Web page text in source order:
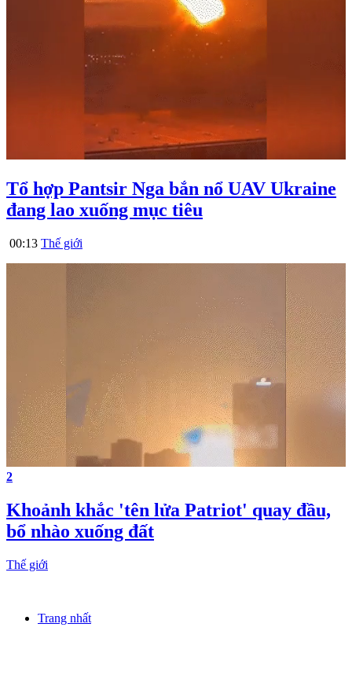
Tổ hợp Pantsir Nga bắn nổ UAV Ukraine
đang lao xuống mục tiêu
00:13 Thế giới
2
Khoảnh khắc 'tên lửa Patriot' quay đầu,
bổ nhào xuống đất
Thế giới
Trang nhất